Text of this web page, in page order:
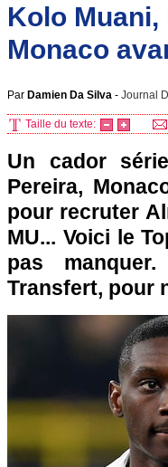
Kolo
Monaco
Par Damien Da Silva - Journal
Taille du texte:
Un cador
Pereira,
pour recruter
MU... Voici le
pas
Transfert, pour